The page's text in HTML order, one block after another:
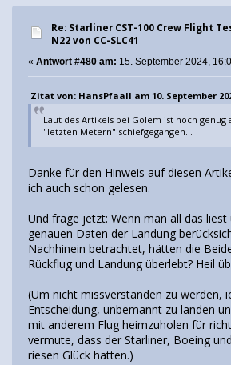
Re: Starliner CST-100 Crew Flight
N22 von CC-SLC41
« Antwort #480 am: 15. September 2024,
Zitat von: HansPfaall am 10. September
Laut des Artikels bei Golem ist noch genug
"letzten Metern" schiefgegangen...
Danke für den Hinweis auf diesen
ich auch schon gelesen.
Und frage jetzt: Wenn man all das liest
genauen Daten der Landung
Nachhinein betrachtet, hätten die
Rückflug und Landung überlebt? Heil
(Um nicht missverstanden zu werden,
Entscheidung, unbemannt zu landen
mit anderem Flug heimzuholen für
vermute, dass der Starliner, Boeing
riesen Glück hatten.)